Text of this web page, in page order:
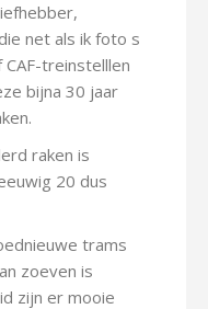
net als ik foto s
treinstelllen
bijna 30 jaar
raken is
20 dus
trams
zoeven is
zijn er mooie